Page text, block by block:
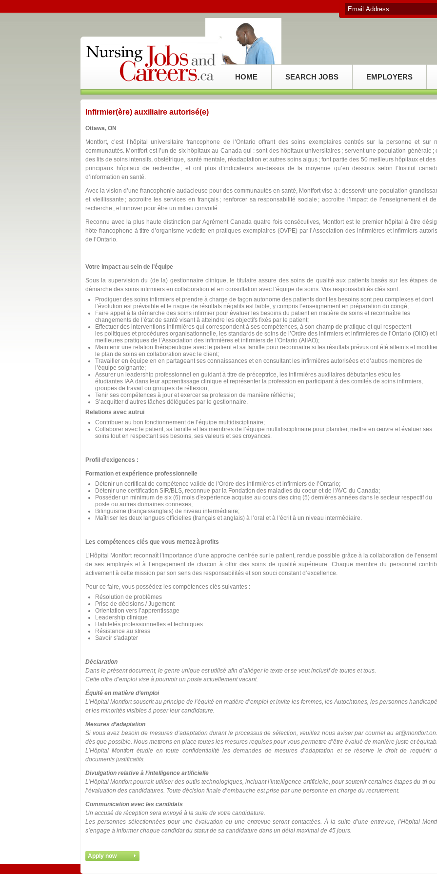
HOME SEARCH JOBS EMPLOYERS
Infirmier(ère) auxiliaire autorisé(e)
Ottawa, ON
Montfort, c’est l’hôpital universitaire francophone de l’Ontario offrant des soins exemplaires centrés sur la personne et sur
communautés. Montfort est l’un de six hôpitaux au Canada qui : sont des hôpitaux universitaires ; servent une population générale ;
des lits de soins intensifs, obstétrique, santé mentale, réadaptation et autres soins aigus ; font partie des 50 meilleurs hôpitaux et des
principaux hôpitaux de recherche ; et ont plus d’indicateurs au-dessus de la moyenne qu’en dessous selon l’Institut
d’information en santé.
Avec la vision d’une francophonie audacieuse pour des communautés en santé, Montfort vise à : desservir une population
et vieillissante ; accroitre les services en français ; renforcer sa responsabilité sociale ; accroitre l’impact de l’enseignement et
recherche ; et innover pour être un milieu convoité.
Reconnu avec la plus haute distinction par Agrément Canada quatre fois consécutives, Montfort est le premier hôpital à être
hôte francophone à titre d’organisme vedette en pratiques exemplaires (OVPE) par l’Association des infirmières et infirmiers
de l’Ontario.
Votre impact au sein de l’équipe
Sous la supervision du (de la) gestionnaire clinique,le titulaire assure des soins de qualité aux patientsbasés sur lesétapes
démarche des soins infirmiers en collaboration et en consultation avec l’équipe de soins. Vos responsabilités clés sont :
Prodiguer des soins infirmiers et prendre à charge de façon autonome des patients dont les besoins sont peu complexes et dont
l’évolution est prévisible et le risque de résultats négatifs est faible, y compris l’enseignement en préparation du congé;
Faire appel à la démarche des soins infirmier pour évaluer les besoins du patient en matière de soins et reconnaître les
changements de l’état de santé visant à atteindre les objectifs fixés par le patient;
Effectuer des interventions infirmières qui correspondent à ses compétences, à son champ de pratique et qui respectent
les politiques et procédures organisationnelle, les standards de soins de l’Ordre des infirmiers et infirmières de l’Ontario (OIIO) et
meilleures pratiques de l’Association des infirmières et infirmiers de l’Ontario (AIIAO);
Maintenir une relation thérapeutique avec le patient et sa famille pour reconnaitre si les résultats prévus ont été atteints et
le plan de soins en collaboration avec le client;
Travailler en équipe en en partageant ses connaissances et en consultant les infirmières autorisées et d’autres membres de
l’équipe soignante;
Assurer un leadership professionnel en guidant à titre de préceptrice, les infirmières auxiliaires débutantes et/ou les
étudiantes IAA dans leur apprentissage clinique et représenter la profession en participant à des comités de soins infirmiers,
groupes de travail ou groupes de réflexion;
Tenir ses compétences à jour et exercer sa profession de manière réfléchie;
S’acquitter d’autres tâches déléguées par le gestionnaire.
Relations avec autrui
Contribuer au bon fonctionnement de l’équipe multidisciplinaire;
Collaborer avec le patient, sa famille et les membres de l’équipe multidisciplinaire pour planifier, mettre en œuvre et évaluer ses
soins tout en respectant ses besoins, ses valeurs et ses croyances.
Profil d’exigences :
Formation et expérience professionnelle
Détenir un certificat de compétence valide de l’Ordre des infirmières et infirmiers de l’Ontario;
Détenir une certification SIR/BLS, reconnue par la Fondation des maladies du coeur et de l'AVC du Canada;
Posséder un minimum de six (6) mois d'expérience acquise au cours des cinq (5) dernières années dans le secteur respectif du
poste ou autres domaines connexes;
Bilinguisme (français/anglais) de niveau intermédiaire;
Maîtriser les deux langues officielles (français et anglais) à l’oral et à l’écrit à un niveau intermédiaire.
Les compétences clés que vous mettez à profits
L’Hôpital Montfort reconnaît l’importance d’une approche centrée sur le patient, rendue possible grâce à la collaboration de
de ses employés et à l’engagement de chacun à offrir des soins de qualité supérieure. Chaque membre du personnel
activement à cette mission par son sens des responsabilités et son souci constant d’excellence.
Pour ce faire, vous possédez les compétences clés suivantes :
Résolution de problèmes
Prise de décisions / Jugement
Orientation vers l’apprentissage
Leadership clinique
Habiletés professionnelles et techniques
Résistance au stress
Savoir s'adapter
Déclaration
Dans le présent document, le genre unique est utilisé afin d’alléger le texte et se veut inclusif de toutes et tous.
Cette offre d’emploi vise à pourvoir un poste actuellement vacant.
Équité en matière d’emploi
L’Hôpital Montfort souscrit au principe de l’équité en matière d’emploi et invite les femmes, les Autochtones, les personnes
et les minorités visibles à poser leur candidature.
Mesures d’adaptation
Si vous avez besoin de mesures d’adaptation durant le processus de sélection, veuillez nous aviser par courriel au
dès que possible. Nous mettrons en place toutes les mesures requises pour vous permettre d’être évalué de manière juste et
L’Hôpital Montfort étudie en toute confidentialité les demandes de mesures d’adaptation et se réserve le droit de requérir
documents justificatifs.
Divulgation relative à l’intelligence artificielle
L’Hôpital Montfort pourrait utiliser des outils technologiques, incluant l’intelligence artificielle, pour soutenir certaines étapes du tri ou
l’évaluation des candidatures. Toute décision finale d’embauche est prise par une personne en charge du recrutement.
Communication avec les candidats
Un accusé de réception sera envoyé à la suite de votre candidature.
Les personnes sélectionnées pour une évaluation ou une entrevue seront contactées. À la suite d’une entrevue, l’Hôpital
s’engage à informer chaque candidat du statut de sa candidature dans un délai maximal de 45 jours.